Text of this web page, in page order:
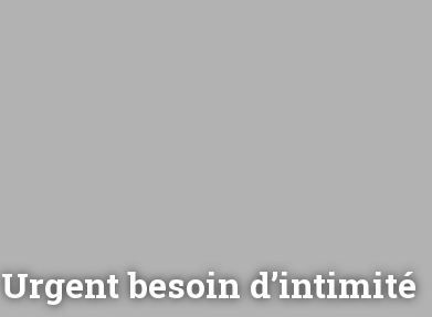
Urgent besoin d’intimité